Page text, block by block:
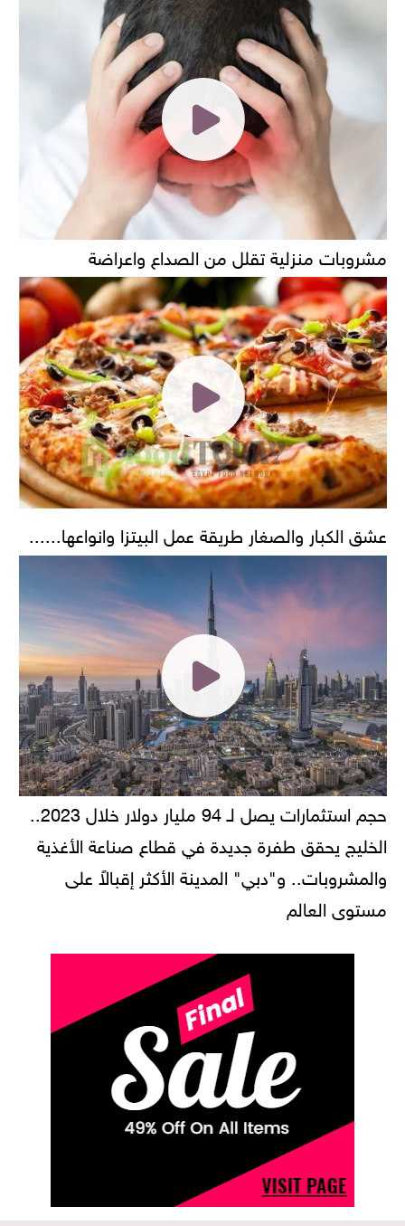
مشروبات منزلية تقلل من الصداع واعراضة
عشق الكبار والصغار طريقة عمل البيتزا وانواعها......
الخليج يحقق طفرة جديدة في قطاع صناعة الأغذية
والمشروبات.. و"دبي" المدينة الأكثر إقبالاً على
مستوى العالم